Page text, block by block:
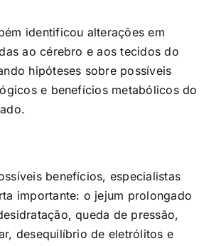
identificou alterações em
ao cérebro e aos tecidos do
hipóteses sobre possíveis
e benefícios metabólicos do
benefícios, especialistas
importante: o jejum prolongado
queda de pressão,
desequilíbrio de eletrólitos e